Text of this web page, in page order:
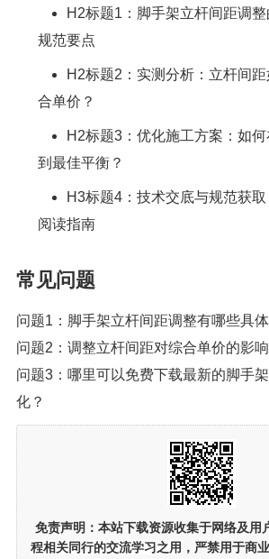
H2标题1：脚手架立杆间距调
规范要点
H2标题2：实测分析：立杆间
合单价？
H2标题3：优化施工方案：如
到最佳平衡？
H3标题4：技术交底与规范获
阅读指南
常见问题
问题1：脚手架立杆间距调整有哪些具
问题2：调整立杆间距对综合单价的影
问题3：哪里可以免费下载最新的脚手
化？
免责声明： 本站下载资源收集于网络及用
程相关同行的交流学习之用 ，严禁用于商